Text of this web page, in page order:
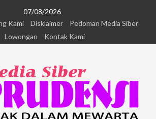
07/08/2026
Kami Disklaimer
Pedoman Media Siber
Lowongan
Kontak Kami